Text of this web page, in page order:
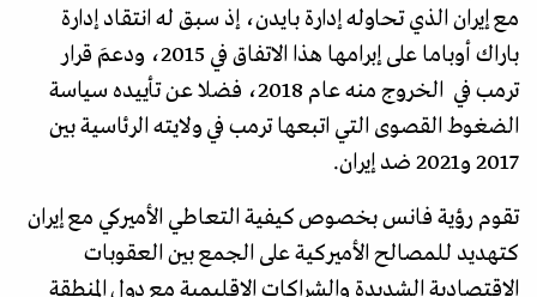
مع إيران الذي تحاوله إدارة بايدن، إذ سبق له انتقاد إدارة
باراك أوباما على إبرامها هذا الاتفاق في 2015، ودعمَ قرار
ترمب في الخروج منه عام 2018، فضلا عن تأييده سياسة
الضغوط القصوى التي اتبعها ترمب في ولايته الرئاسية بين
2017 و2021 ضد إيران.
تقوم رؤية فانس بخصوص كيفية التعاطي الأميركي مع إيران
كتهديد للمصالح الأميركية على الجمع بين العقوبات
الاقتصادية الشديدة والشراكات الإقليمية مع دول المنطقة